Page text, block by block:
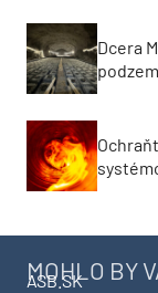
Dcera
MOHLO BY
ASB.SK